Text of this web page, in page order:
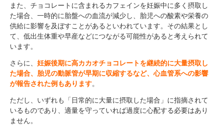
また、チョコレートに含まれるカフェインを妊娠中に多く摂取し
た場合、一時的に胎盤への血流が減少し、胎児への酸素や栄養の
供給に影響を及ぼすことがあるといわれています。その結果とし
て、低出生体重や早産などにつながる可能性があると考えられて
います。
さらに、 妊娠後期に高カカオチョコレートを継続的に大量摂取し
た場合、胎児の動脈管が早期に収縮するなど、心血管系への影響
が報告された例もあります。
ただし、いずれも「日常的に大量に摂取した場合」に指摘されて
いるものであり、適量を守っていれば過度に心配する必要はあり
ません。